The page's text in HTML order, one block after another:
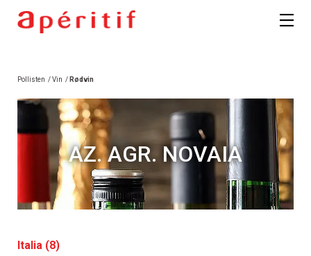
Pollisten /Vin / Rødvin
AZ. AGR. NOVAIA
Italia (8)